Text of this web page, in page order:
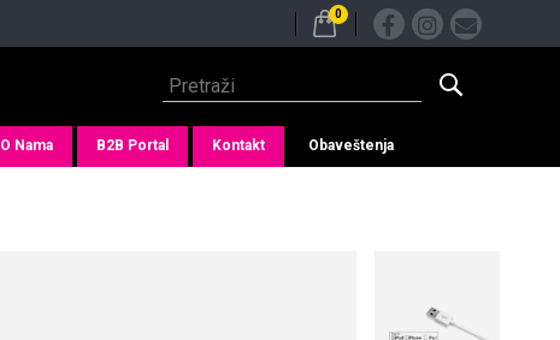
0
O Nama B2B Portal Kontakt Obaveštenja